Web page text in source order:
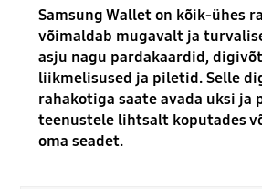
Samsung Wallet on kõik-ühes
võimaldab mugavalt ja
asju nagu pardakaardid,
liikmelisused ja piletid. Selle
rahakotiga saate avada uksi ja
teenustele lihtsalt koputades
oma seadet.